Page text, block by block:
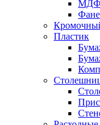
МДФ
Пластик